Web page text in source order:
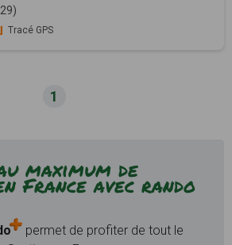
Tracé GPS
1
maximum de
France avec rando
permet de profiter de tout le